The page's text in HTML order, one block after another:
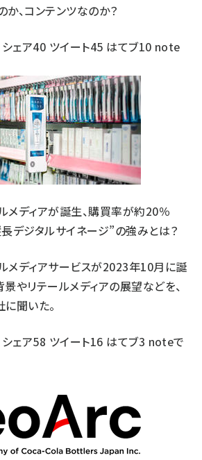
、コンテンツなのか？
シェア40 ツイート45 はてブ10 note
メディアが誕生、購買率が約20％
デジタルサイネージ”の強みとは？
メディアサービスが2023年10月に誕
景やリテールメディアの展望などを、
聞いた。
シェア58 ツイート16 はてブ3 noteで